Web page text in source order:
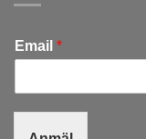
Email *